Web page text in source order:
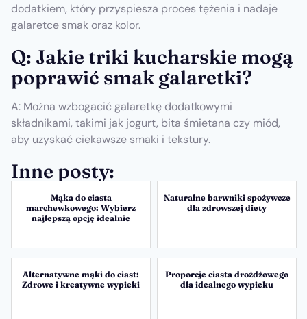
dodatkiem, który przyspiesza proces tężenia i nadaje
galaretce smak oraz kolor.
Q: Jakie triki kucharskie mogą
poprawić smak galaretki?
A: Można wzbogacić galaretkę dodatkowymi
składnikami, takimi jak jogurt, bita śmietana czy miód,
aby uzyskać ciekawsze smaki i tekstury.
Inne posty:
Mąka do ciasta
marchewkowego: Wybierz
najlepszą opcję idealnie
Naturalne barwniki spożywcze
dla zdrowszej diety
Alternatywne mąki do ciast:
Zdrowe i kreatywne wypieki
Proporcje ciasta drożdżowego
dla idealnego wypieku